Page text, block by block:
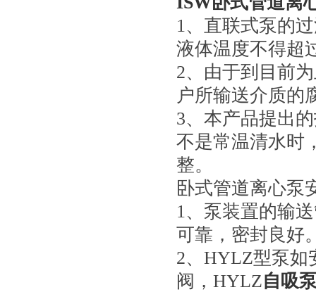
1、直联式泵的
液体温度不得超
2、由于到目前
户所输送介质的
3、本产品提出
不是常温清水时
整。
卧式管道离心泵
1、泵装置的输
可靠，密封良好
2、HYLZ型泵如
阀，HYLZ自吸